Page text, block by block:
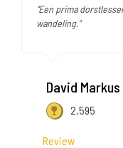
"Een prima
wandeling."
David Markus
2.595
Review